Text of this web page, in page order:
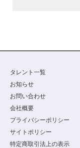
タレント一覧
お知らせ
お問い合わせ
会社概要
プライバシーポリシー
サイトポリシー
特定商取引法上の表示